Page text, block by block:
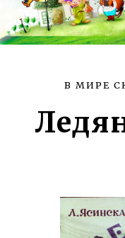
В МИРЕ